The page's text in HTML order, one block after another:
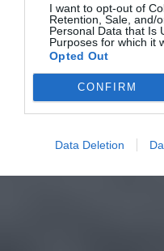
I want to opt-out of
Retention, Sale, and/
Personal Data that Is
Purposes for which it
Opted Out
CONFIRM
Data Deletion